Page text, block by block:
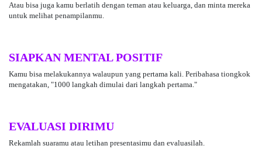
Atau bisa juga kamu berlatih dengan teman atau keluarga, dan minta mereka
untuk melihat penampilanmu.
SIAPKAN MENTAL POSITIF
Kamu bisa melakukannya walaupun yang pertama kali. Peribahasa tiongkok
mengatakan, "1000 langkah dimulai dari langkah pertama."
EVALUASI DIRIMU
Rekamlah suaramu atau letihan presentasimu dan evaluasilah.